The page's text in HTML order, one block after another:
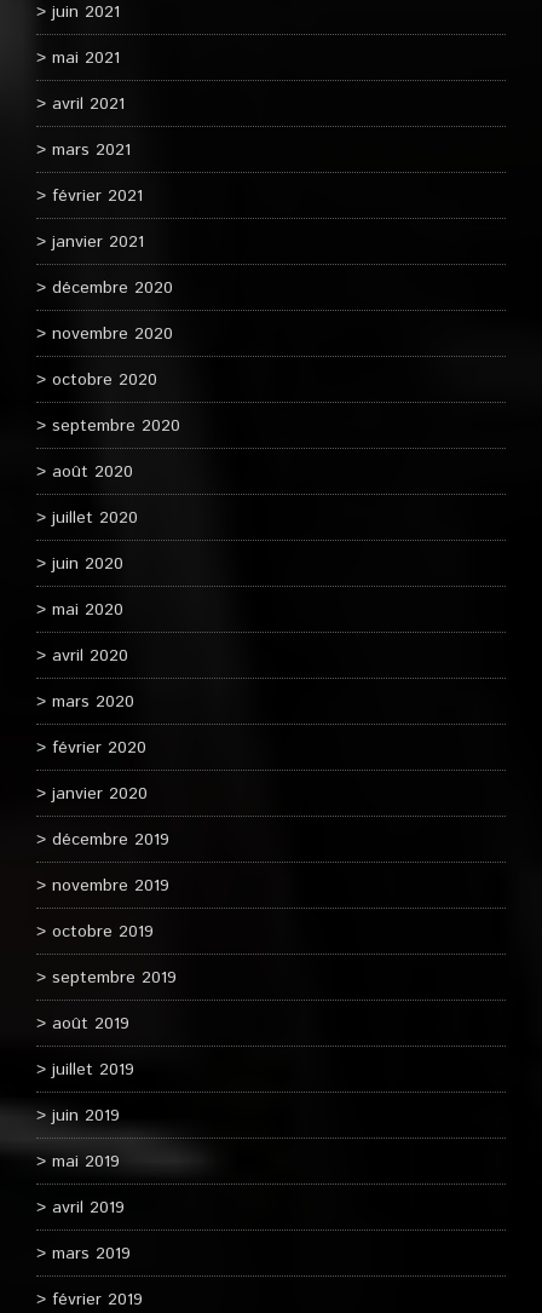
juin 2021
mai 2021
avril 2021
mars 2021
février 2021
janvier 2021
décembre 2020
novembre 2020
octobre 2020
septembre 2020
août 2020
juillet 2020
juin 2020
mai 2020
avril 2020
mars 2020
février 2020
janvier 2020
décembre 2019
novembre 2019
octobre 2019
septembre 2019
août 2019
juillet 2019
juin 2019
mai 2019
avril 2019
mars 2019
février 2019